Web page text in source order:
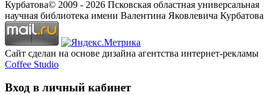
Курбатова© 2009 - 2026 Псковская областная универсальная
научная библиотека имени Валентина Яковлевича Курбатова
Сайт сделан на основе дизайна агентства интернет-рекламы
Coffee Studio
Вход в личный кабинет